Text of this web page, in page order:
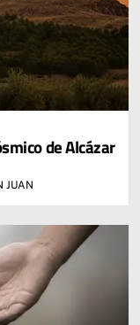
de Alcázar
JUAN